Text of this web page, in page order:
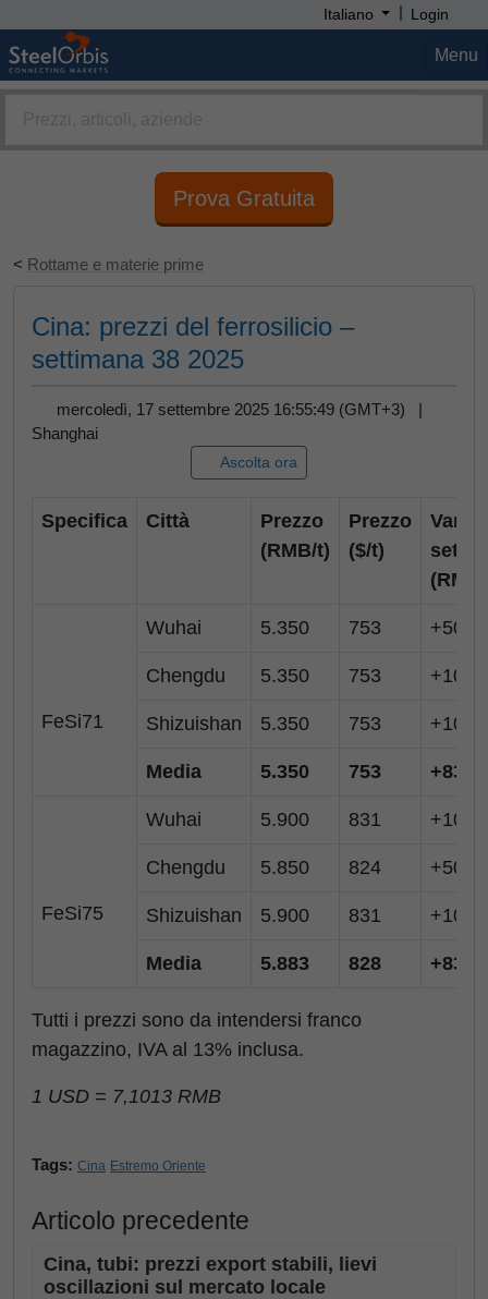
Italiano | Login
Menu
Prova Gratuita
< Rottame e materie prime
Cina: prezzi del ferrosilicio –
settimana 38 2025
mercoledì, 17 settembre 2025 16:55:49 (GMT+3) |
Shanghai
Ascolta ora
Specifica Città
Prezzo
(RMB/t)
Prezzo
($/t)
Var.
FeSi71
Wuhai 5.350 753 +50
Chengdu 5.350 753 +100
Shizuishan 5.350 753 +100
Media 5.350 753 +83
FeSi75
Wuhai 5.900 831 +100
Chengdu 5.850 824 +50
Shizuishan 5.900 831 +100
Media 5.883 828 +83
Tutti i prezzi sono da intendersi franco
magazzino, IVA al 13% inclusa.
1 USD = 7,1013 RMB
Tags: Cina Estremo Oriente
Articolo precedente
Cina, tubi: prezzi export stabili, lievi
oscillazioni sul mercato locale